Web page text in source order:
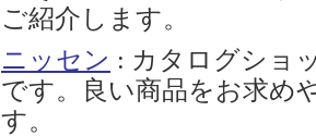
ご紹介します。
ニッセン : カタログショ
です。良い商品をお求め
す。